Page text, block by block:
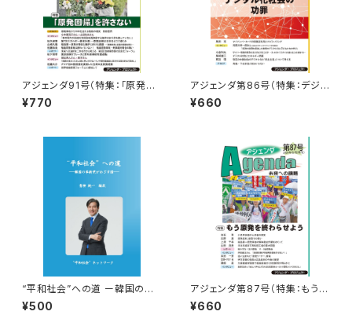
アジェンダ91号（特集：「原発回
帰」を許さない）
¥770
アジェンダ第86号（特集：デジタ
ル化の功罪）
¥660
“平和社会”への道 ー韓国の革
新党がめざす国ー
¥500
アジェンダ第87号（特集：もう原
発を終わらせよう）
¥660